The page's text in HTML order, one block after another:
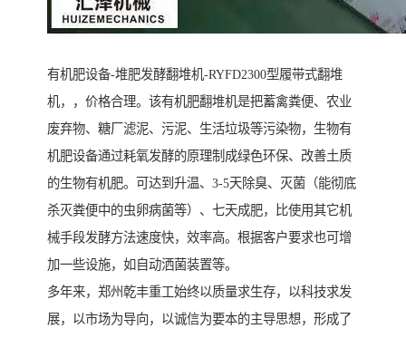
有机肥设备-堆肥发酵翻堆机-RYFD2300型履带式翻堆
机，，价格合理。该有机肥翻堆机是把蓄禽粪便、农业
废弃物、糖厂滤泥、污泥、生活垃圾等污染物，生物有
机肥设备通过耗氧发酵的原理制成绿色环保、改善土质
的生物有机肥。可达到升温、3-5天除臭、灭菌（能彻底
杀灭粪便中的虫卵病菌等）、七天成肥，比使用其它机
械手段发酵方法速度快，效率高。根据客户要求也可增
加一些设施，如自动洒菌装置等。
多年来，郑州乾丰重工始终以质量求生存，以科技求发
展，以市场为导向，以诚信为要本的主导思想，形成了